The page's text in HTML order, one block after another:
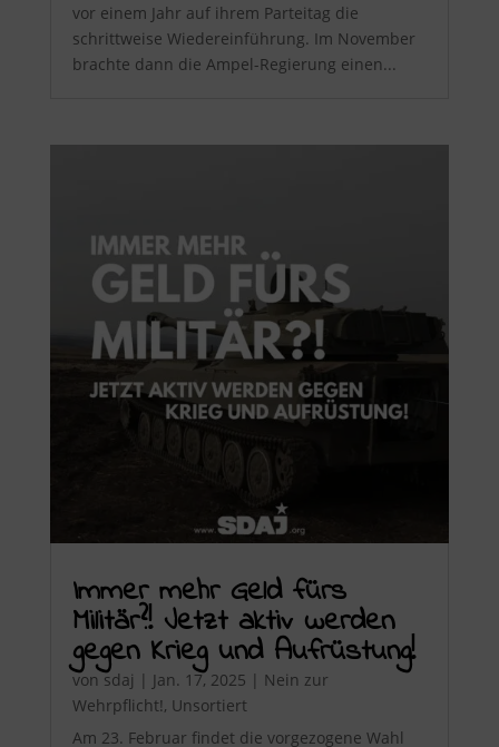
vor einem Jahr auf ihrem Parteitag die
schrittweise Wiedereinführung. Im November
brachte dann die Ampel-Regierung einen...
Immer mehr Geld fürs
Militär?! Jetzt aktiv werden
gegen Krieg und Aufrüstung!
von sdaj | Jan. 17, 2025 | Nein zur
Wehrpflicht!, Unsortiert
Am 23. Februar findet die vorgezogene Wahl